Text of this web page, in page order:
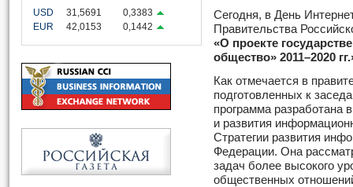
USD 31,5691
0,3383
EUR
42,0153 0,1442
Сегодня, в День
Правительства
«О проекте
общество» 2011–2020
Как отмечается в
подготовленных к
программа разработана
и развития
Стратегии развития
Федерации. Она
задач более высокого
общественных